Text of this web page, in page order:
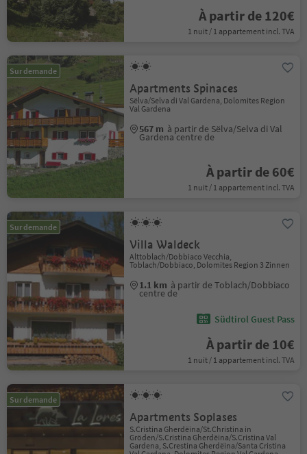
À partir de 120€
1 nuit / 1 appartement incl. TVA
Sur demande
Apartments Spinaces
Sëlva/Selva di Val Gardena, Dolomites Region
Val Gardena
567 m à partir de Sëlva/Selva di Val
Gardena centre de
À partir de 60€
1 nuit / 1 appartement incl. TVA
Sur demande
Villa Waldeck
Alttoblach/Dobbiaco Vecchia,
Toblach/Dobbiaco, Dolomites Region 3 Zinnen
1.1 km à partir de Toblach/Dobbiaco
centre de
Südtirol Guest Pass
À partir de 10€
1 nuit / 1 appartement incl. TVA
Sur demande
Apartments Soplases
S.Cristina Gherdëina/St.Christina in
Gröden/S.Cristina Gherdëina/S.Cristina Val
Gardena, S.Crestina Gherdëina/Santa Cristina